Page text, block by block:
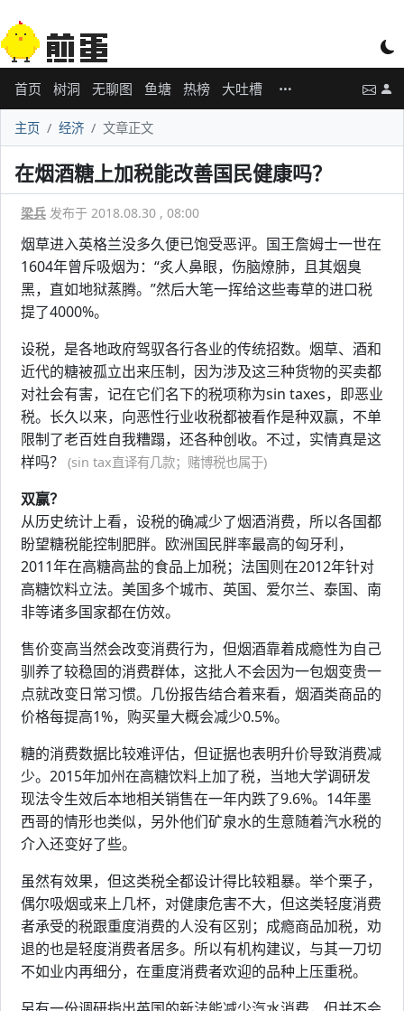
首页 树洞 无聊图 鱼塘 热榜 大吐槽
主页 经济 文章正文
在烟酒糖上加税能改善国民健康吗？
梁兵 发布于 2018.08.30 , 08:00
烟草进入英格兰没多久便已饱受恶评。国王詹姆士一世在
1604年曾斥吸烟为：“炙人鼻眼，伤脑燎肺，且其烟臭
黑，直如地狱蒸腾。”然后大笔一挥给这些毒草的进口税
提了4000%。
设税，是各地政府驾驭各行各业的传统招数。烟草、酒和
近代的糖被孤立出来压制，因为涉及这三种货物的买卖都
对社会有害，记在它们名下的税项称为sin taxes，即恶业
税。长久以来，向恶性行业收税都被看作是种双赢，不单
限制了老百姓自我糟蹋，还各种创收。不过，实情真是这
样吗？ (sin tax直译有几款；赌博税也属于)
双赢？
从历史统计上看，设税的确减少了烟酒消费，所以各国都
盼望糖税能控制肥胖。欧洲国民胖率最高的匈牙利，
2011年在高糖高盐的食品上加税；法国则在2012年针对
高糖饮料立法。美国多个城市、英国、爱尔兰、泰国、南
非等诸多国家都在仿效。
售价变高当然会改变消费行为，但烟酒靠着成瘾性为自己
驯养了较稳固的消费群体，这批人不会因为一包烟变贵一
点就改变日常习惯。几份报告结合着来看，烟酒类商品的
价格每提高1%，购买量大概会减少0.5%。
糖的消费数据比较难评估，但证据也表明升价导致消费减
少。2015年加州在高糖饮料上加了税，当地大学调研发
现法令生效后本地相关销售在一年内跌了9.6%。14年墨
西哥的情形也类似，另外他们矿泉水的生意随着汽水税的
介入还变好了些。
虽然有效果，但这类税全都设计得比较粗暴。举个栗子，
偶尔吸烟或来上几杯，对健康危害不大，但这类轻度消费
者承受的税跟重度消费的人没有区别；成瘾商品加税，劝
退的也是轻度消费者居多。所以有机构建议，与其一刀切
不如业内再细分，在重度消费者欢迎的品种上压重税。